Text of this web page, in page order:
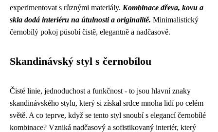
experimentovat s různými materiály. Kombinace dřeva, kovu a
skla dodá interiéru na útulnosti a originalitě. Minimalistický
černobílý pokoj působí čistě, elegantně a nadčasově.
Skandinávský styl s černobílou
Čisté linie, jednoduchost a funkčnost - to jsou hlavní znaky
skandinávského stylu, který si získal srdce mnoha lidí po celém
světě. A co teprve, když se tento styl snoubí s elegancí černobílé
kombinace? Vzniká nadčasový a sofistikovaný interiér, který